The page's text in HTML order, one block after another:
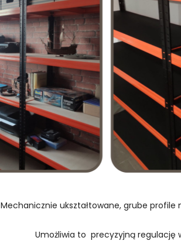
Mechanicznie ukształtowane, grube
Umożliwia to precyzyjną regulację